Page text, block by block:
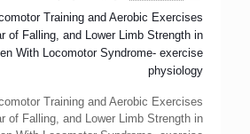
Training and Aerobic Exercises
of Falling, and Lower Limb Strength in
With Locomotor Syndrome- exercise
physiology
Training and Aerobic Exercises
of Falling, and Lower Limb Strength in